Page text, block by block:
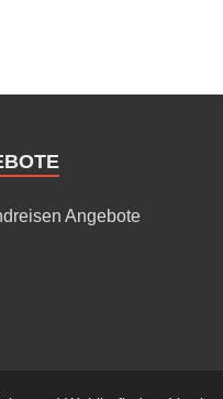
Angebote